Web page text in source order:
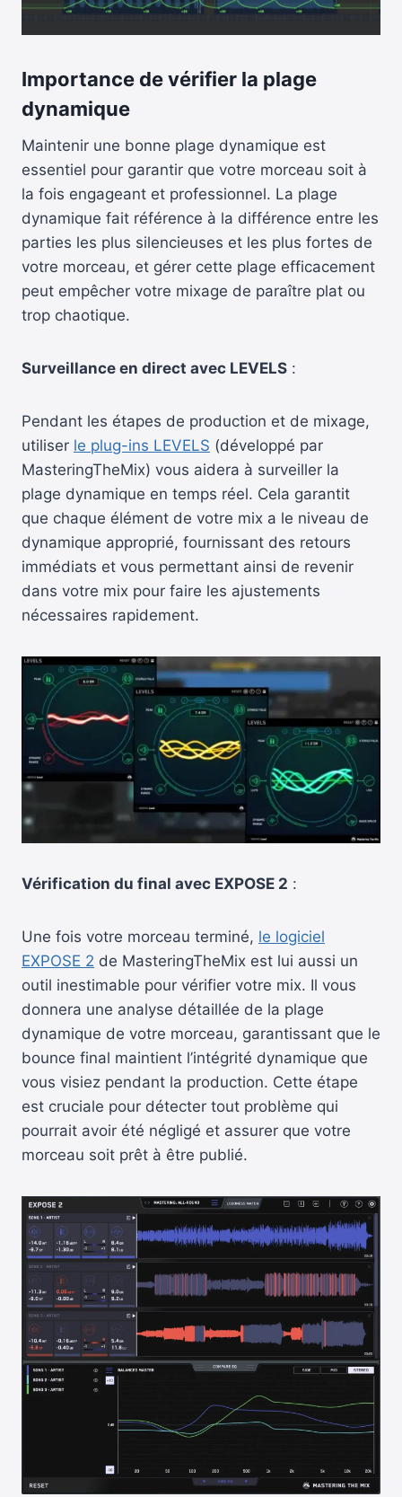
Importance de vérifier la plage
dynamique
Maintenir une bonne plage dynamique est
essentiel pour garantir que votre morceau soit à
la fois engageant et professionnel. La plage
dynamique fait référence à la différence entre les
parties les plus silencieuses et les plus fortes de
votre morceau, et gérer cette plage efficacement
peut empêcher votre mixage de paraître plat ou
trop chaotique.
Surveillance en direct avec LEVELS :
Pendant les étapes de production et de mixage,
utiliser le plug-ins LEVELS (développé par
MasteringTheMix) vous aidera à surveiller la
plage dynamique en temps réel. Cela garantit
que chaque élément de votre mix a le niveau de
dynamique approprié, fournissant des retours
immédiats et vous permettant ainsi de revenir
dans votre mix pour faire les ajustements
nécessaires rapidement.
Vérification du final avec EXPOSE 2 :
Une fois votre morceau terminé, le logiciel
EXPOSE 2 de MasteringTheMix est lui aussi un
outil inestimable pour vérifier votre mix. Il vous
donnera une analyse détaillée de la plage
dynamique de votre morceau, garantissant que le
bounce final maintient l’intégrité dynamique que
vous visiez pendant la production. Cette étape
est cruciale pour détecter tout problème qui
pourrait avoir été négligé et assurer que votre
morceau soit prêt à être publié.